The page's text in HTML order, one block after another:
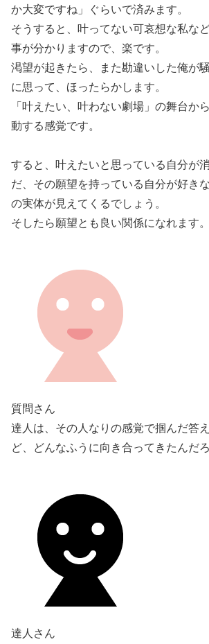
か大変ですね」ぐらいで済みます。
そうすると、叶ってない可哀想な私な
事が分かりますので、楽です。
渇望が起きたら、また勘違いした俺が
に思って、ほったらかします。
「叶えたい、叶わない劇場」の舞台か
動する感覚です。
すると、叶えたいと思っている自分が
だ、その願望を持っている自分が好き
の実体が見えてくるでしょう。
そしたら願望とも良い関係になれます。
質問さん
達人は、その人なりの感覚で掴んだ答
ど、どんなふうに向き合ってきたんだろ
達人さん